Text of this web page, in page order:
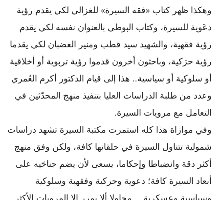
وهكذا ظهر كتاب «فقه السيرة» للغزالي لكي يقدم رؤية
دعَوية للسيرة، وكتاب البوطي بالعنوان نفسه لكي يقدم
رؤية فقهية، والشهيد سيد قطب ومنير الغضبان لكي يقدما
رؤية حرَكية، وباحثون أخرون قدموا رؤية تربوية أو أخلاقية
أو سلوكية أو سياسية.. هذا إلى قيام الدكتور أكرم العُمري
وعدد من طلبة الدراسات العليا بتنفيذ منهج المحدّثين في
التعامل مع مرويات السيرة.
وفي موازاة هذا كله استمرت مكتبة السيرة تشهد دراسات
شمولية تتناول السيرة في حلقاتها كافة، ولكن وفق منهج
أكثر دقة وانضباطا وإحكاما، يسعى لأن يضم جناحَيه على
أبعاد السيرة كافة؛ دعوية وحركية وفقهية وسلوكية